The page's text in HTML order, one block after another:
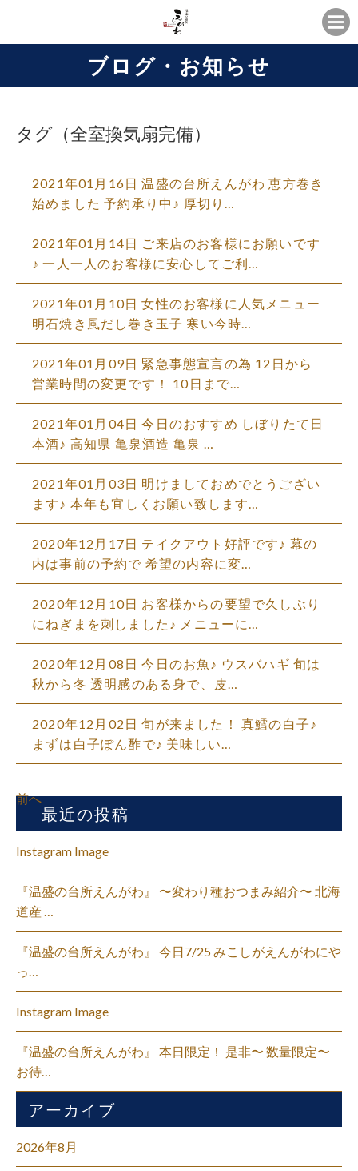
ブログ・お知らせ
タグ（全室換気扇完備）
2021年01月16日 温盛の台所えんがわ 恵方巻き
始めました 予約承り中♪ 厚切り…
2021年01月14日 ご来店のお客様にお願いです
♪ 一人一人のお客様に安心してご利…
2021年01月10日 女性のお客様に人気メニュー
明石焼き風だし巻き玉子 寒い今時…
2021年01月09日 緊急事態宣言の為 12日から
営業時間の変更です！ 10日まで…
2021年01月04日 今日のおすすめ しぼりたて日
本酒♪ 高知県 亀泉酒造 亀泉 …
2021年01月03日 明けましておめでとうござい
ます♪ 本年も宜しくお願い致します…
2020年12月17日 テイクアウト好評です♪ 幕の
内は事前の予約で 希望の内容に変…
2020年12月10日 お客様からの要望で久しぶり
にねぎまを刺しました♪ メニューに…
2020年12月08日 今日のお魚♪ ウスバハギ 旬は
秋から冬 透明感のある身で、皮…
2020年12月02日 旬が来ました！ 真鱈の白子♪
まずは白子ぽん酢で♪ 美味しい…
前へ
最近の投稿
Instagram Image
『温盛の台所えんがわ』 〜変わり種おつまみ紹介〜 北海
道産 …
『温盛の台所えんがわ』 今日7/25 みこしがえんがわにや
っ…
Instagram Image
『温盛の台所えんがわ』 本日限定！ 是非〜 数量限定〜
お待…
アーカイブ
2026年8月